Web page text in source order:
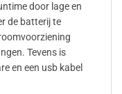
door lage en
de batterij te
Tevens is
en een usb kabel